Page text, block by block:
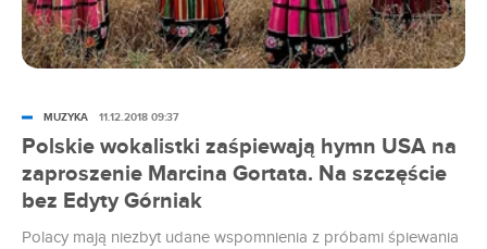
Polskie wokalistki zaśpiewają hymn USA na
zaproszenie Marcina Gortata. Na szczęście
bez Edyty Górniak
Polacy mają niezbyt udane wspomnienia z próbami śpiewania
MUZYKA 11.12.2018 09:37